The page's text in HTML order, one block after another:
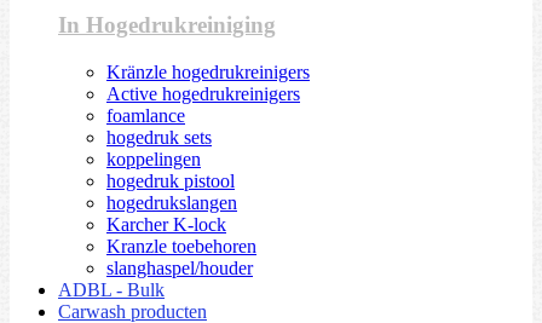
In Hogedrukreiniging
Kränzle hogedrukreinigers
Active hogedrukreinigers
foamlance
hogedruk sets
koppelingen
hogedruk pistool
hogedrukslangen
Karcher K-lock
Kranzle toebehoren
slanghaspel/houder
ADBL - Bulk
Carwash producten